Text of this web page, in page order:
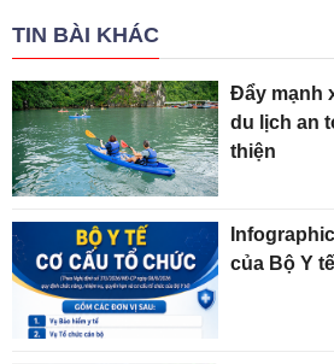
TIN BÀI KHÁC
Đẩy mạnh
du lịch an
thiện
của Bộ Y